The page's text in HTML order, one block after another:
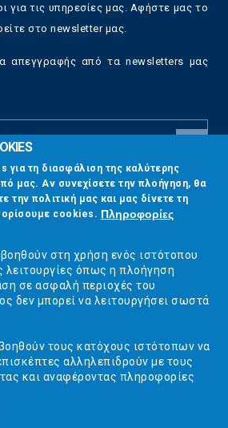
για τις υπηρεσίες μας. Αφήστε μας το
στο newsletter μας.
απεγγραφής από τα newsletters μας
10683
- 2:00 μμ
για τη διασφάλιση της καλύτερης
μας. Αν συνεχίσετε την πλοήγηση, θα
την πολιτική μας και μας δίνετε τη
ορίσουμε cookies. Πληροφορίες
στη χρήση ενός ιστότοπου
λειτουργίες όπως η πλοήγηση
σε ασφαλή περιοχές του
δεν μπορεί να λειτουργήσει σωστά
τους κατόχους ιστότοπων να
αλληλεπιδρούν με τους
και αναφέροντας πληροφορίες